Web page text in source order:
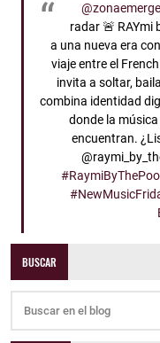
radar 🚨 RAYmi
a una nueva era
viaje entre el
invita a soltar,
combina identidad
donde la
encuentran.
BUSCAR